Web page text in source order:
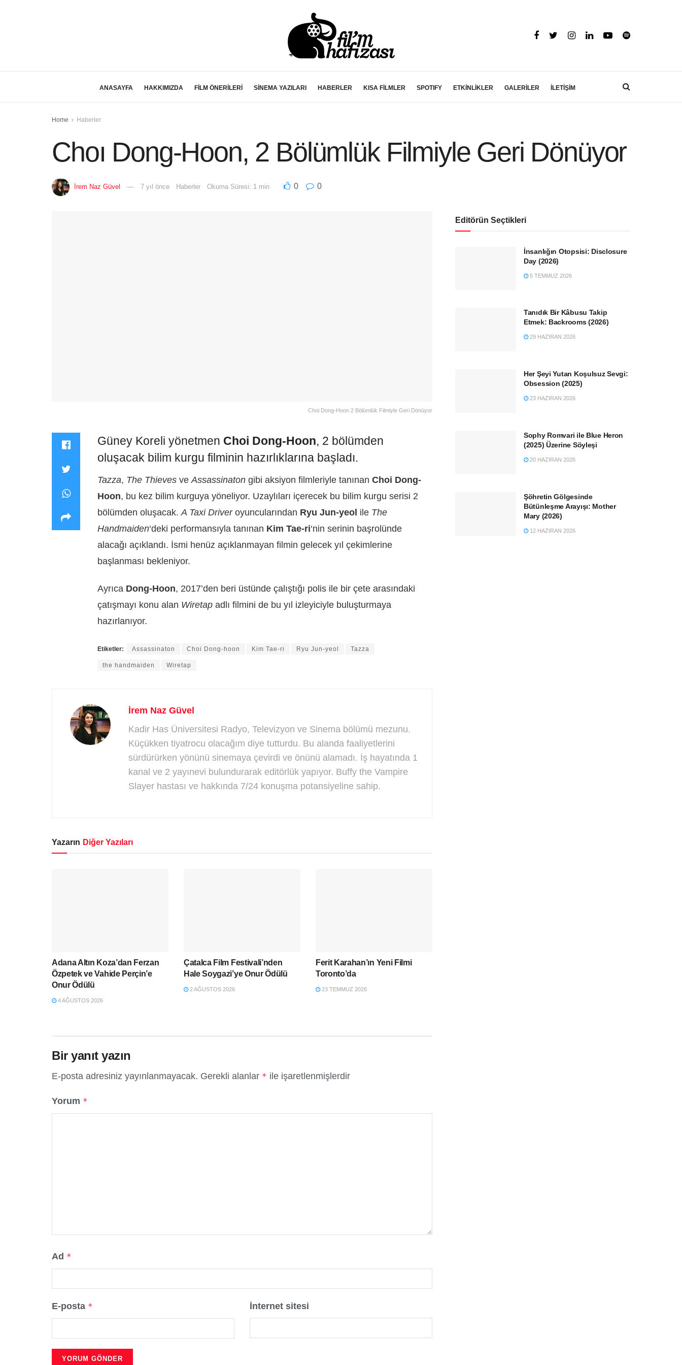
ANASAYFA HAKKIMIZDA FİLM ÖNERİLERİ SİNEMA YAZILARI HABERLER KISA FİLMLER SPOTIFY ETKİNLİKLER GALERİLER İLETİŞİM
Home Haberler
Choı Dong-Hoon, 2 Bölümlük Filmiyle Geri Dönüyor
İrem Naz Güvel 7 yıl önce Haberler Okuma Süresi: 1 min 0 0
Choi Dong-Hoon 2 Bölümlük Filmiyle Geri Dönüyor
Güney Koreli yönetmen Choi Dong-Hoon, 2 bölümden
oluşacak bilim kurgu filminin hazırlıklarına başladı.
Tazza, The Thieves ve Assassinaton gibi aksiyon filmleriyle tanınan Choi Dong-
Hoon, bu kez bilim kurguya yöneliyor. Uzaylıları içerecek bu bilim kurgu serisi 2
bölümden oluşacak. A Taxi Driveroyuncularından Ryu Jun-yeol ile The
Handmaiden‘deki performansıyla tanınan Kim Tae-ri‘nin serinin başrolünde
alacağı açıklandı. İsmi henüz açıklanmayan filmin gelecek yıl çekimlerine
başlanması bekleniyor.
Ayrıca Dong-Hoon, 2017’den beri üstünde çalıştığı polis ile bir çete arasındaki
çatışmayı konu alan Wiretap adlı filmini de bu yıl izleyiciyle buluşturmaya
hazırlanıyor.
Etiketler: Assassinaton Choi Dong-hoon Kim Tae-ri Ryu Jun-yeol Tazza
the handmaiden Wiretap
İrem Naz Güvel
Kadir Has Üniversitesi Radyo, Televizyon ve Sinema bölümü mezunu.
Küçükken tiyatrocu olacağım diye tutturdu. Bu alanda faaliyetlerini
sürdürürken yönünü sinemaya çevirdi ve önünü alamadı. İş hayatında 1
kanal ve 2 yayınevi bulundurarak editörlük yapıyor. Buffy the Vampire
Slayer hastası ve hakkında 7/24 konuşma potansiyeline sahip.
Yazarın Diğer Yazıları
Adana Altın Koza’dan Ferzan
Özpetek ve Vahide Perçin’e
Onur Ödülü
4 AĞUSTOS 2026
Çatalca Film Festivali’nden
Hale Soygazi’ye Onur Ödülü
2 AĞUSTOS 2026
Ferit Karahan’ın Yeni Filmi
Toronto’da
23 TEMMUZ 2026
Bir yanıt yazın
E-posta adresiniz yayınlanmayacak. Gerekli alanlar * ile işaretlenmişlerdir
Yorum *
Ad *
E-posta * İnternet sitesi
Editörün Seçtikleri
İnsanlığın Otopsisi: Disclosure
Day (2026)
5 TEMMUZ 2026
Tanıdık Bir Kâbusu Takip
Etmek: Backrooms (2026)
29 HAZIRAN 2026
Her Şeyi Yutan Koşulsuz Sevgi:
Obsession (2025)
23 HAZIRAN 2026
Sophy Romvari ile Blue Heron
(2025) Üzerine Söyleşi
20 HAZIRAN 2026
Şöhretin Gölgesinde
Bütünleşme Arayışı: Mother
Mary (2026)
12 HAZIRAN 2026